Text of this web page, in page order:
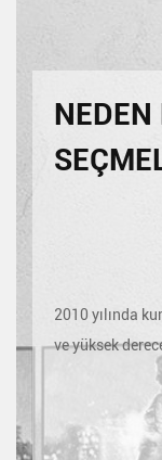
NEDEN
2010 yılında
ve yüksek